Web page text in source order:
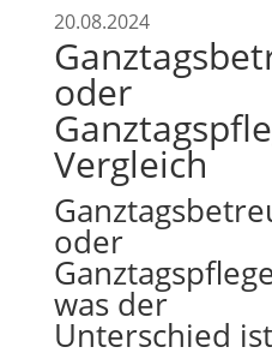
20.08.2024
oder
Vergleich
oder
was der
Unterschied ist